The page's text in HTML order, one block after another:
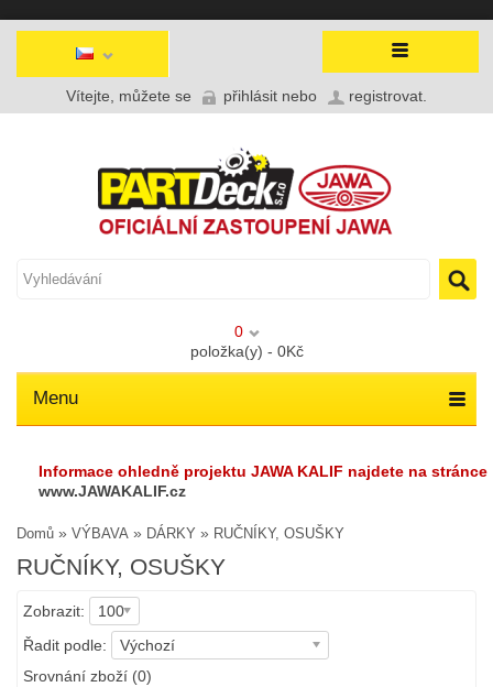
Vítejte, můžete se přihlásit nebo registrovat
0
položka(y) - 0Kč
Menu
Informace ohledně projektu JAWA KALIF najdete na stránce
www.JAWAKALIF.cz
Domů » VÝBAVA » DÁRKY » RUČNÍKY, OSUŠKY
RUČNÍKY, OSUŠKY
Zobrazit:
100
Řadit podle:
Výchozí
Srovnání zboží (0)